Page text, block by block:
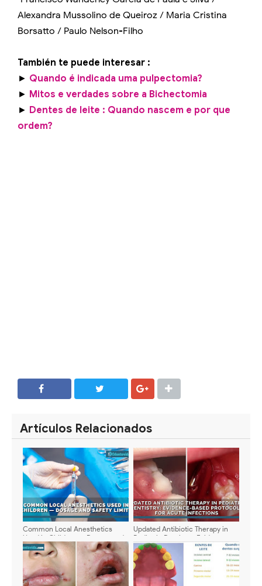
Alexandra Mussolino de Queiroz / Maria Cristina
Borsatto / Paulo Nelson-Filho
También te puede interesar :
► Quando é indicada uma pulpectomia?
► Mitos e verdades sobre a Bichectomia
► Dentes de leite : Quando nascem e por que
ordem?
Artículos Relacionados
Common Local Anesthetics
Used in Children — Dosage and
Safety Limits
Updated Antibiotic Therapy in
Pediatric Dentistry: Evidence-
Based Protocols for Acute
Infections